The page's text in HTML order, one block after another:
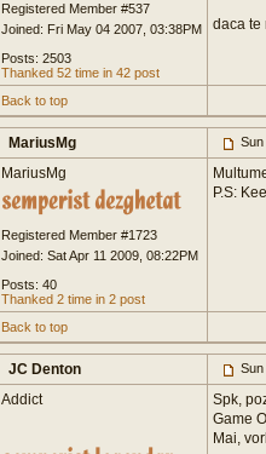
Registered Member #537
Joined: Fri May 04 2007, 03:38PM
Posts: 2503
Thanked 52 time in 42 post
daca te
Back to top
MariusMg
MariusMg
Registered Member #1723
Joined: Sat Apr 11 2009, 08:22PM
Posts: 40
Thanked 2 time in 2 post
P.S:
Back to top
JC Denton
Addict
Spk,
Game
Mai,